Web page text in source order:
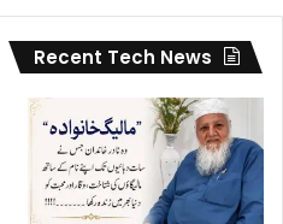
Recent Tech News